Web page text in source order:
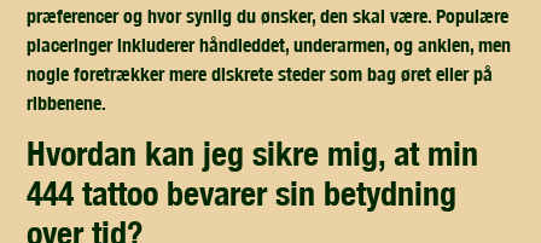
præferencer og hvor synlig du ønsker, den skal være. Populære
placeringer inkluderer håndleddet, underarmen, og anklen, men
nogle foretrækker mere diskrete steder som bag øret eller på
ribbenene.
hvordan kan jeg sikre mig, at min
444 tattoo bevarer sin betydning
over tid?